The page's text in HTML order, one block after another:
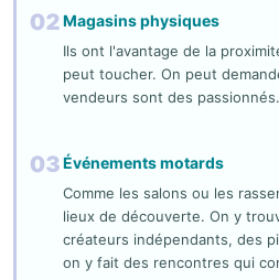
02Magasins physiques
Ils ont l'avantage de la
peut toucher. On peut
vendeurs sont des
03Événements motards
Comme les salons ou les
lieux de découverte. On y
créateurs indépendants, des
on y fait des rencontres qui